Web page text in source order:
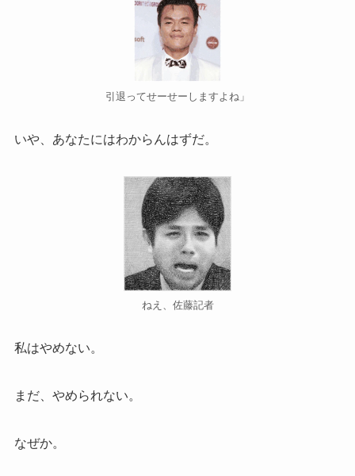
引退ってせーせーしますよね」
いや、あなたにはわからんはずだ。
ねえ、佐藤記者
私はやめない。
まだ、やめられない。
なぜか。